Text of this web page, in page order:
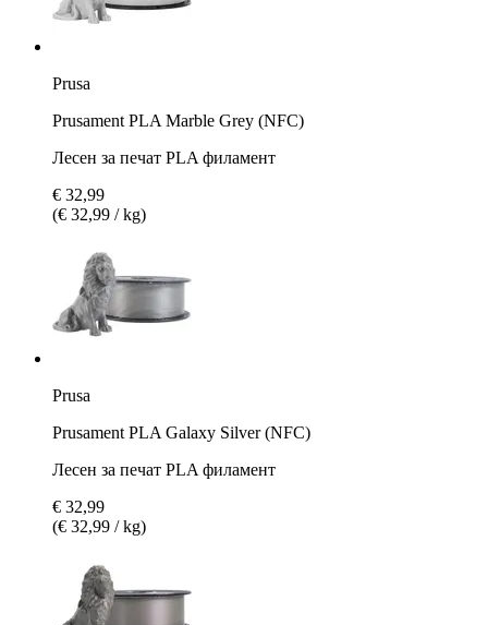
Prusa
Prusament PLA Marble Grey (NFC)
Лесен за печат PLA филамент
€ 32,99
(€ 32,99 / kg)
Prusa
Prusament PLA Galaxy Silver (NFC)
Лесен за печат PLA филамент
€ 32,99
(€ 32,99 / kg)